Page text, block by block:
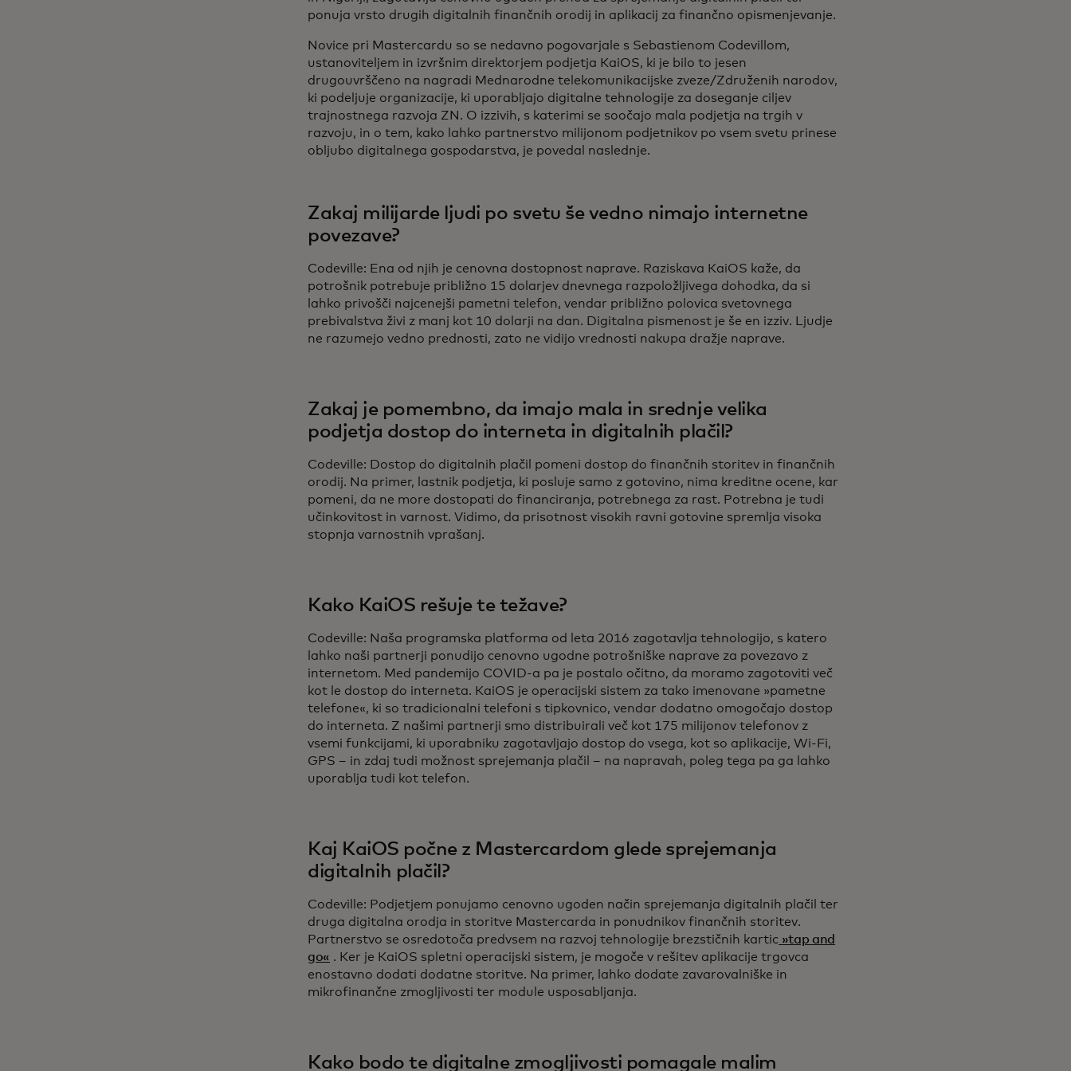
ponuja vrsto drugih digitalnih finančnih orodij in aplikacij za finančno opismenjevanje.
Novice pri Mastercardu so se nedavno pogovarjale s Sebastienom Codevillom,
ustanoviteljem in izvršnim direktorjem podjetja KaiOS, ki je bilo to jesen
drugouvrščeno na nagradi Mednarodne telekomunikacijske zveze/Združenih narodov,
ki podeljuje organizacije, ki uporabljajo digitalne tehnologije za doseganje ciljev
trajnostnega razvoja ZN. O izzivih, s katerimi se soočajo mala podjetja na trgih v
razvoju, in o tem, kako lahko partnerstvo milijonom podjetnikov po vsem svetu prinese
obljubo digitalnega gospodarstva, je povedal naslednje.
Zakaj milijarde ljudi po svetu še vedno nimajo internetne
povezave?
Codeville: Ena od njih je cenovna dostopnost naprave. Raziskava KaiOS kaže, da
potrošnik potrebuje približno 15 dolarjev dnevnega razpoložljivega dohodka, da si
lahko privošči najcenejši pametni telefon, vendar približno polovica svetovnega
prebivalstva živi z manj kot 10 dolarji na dan. Digitalna pismenost je še en izziv. Ljudje
ne razumejo vedno prednosti, zato ne vidijo vrednosti nakupa dražje naprave.
Zakaj je pomembno, da imajo mala in srednje velika
podjetja dostop do interneta in digitalnih plačil?
Codeville: Dostop do digitalnih plačil pomeni dostop do finančnih storitev in finančnih
orodij. Na primer, lastnik podjetja, ki posluje samo z gotovino, nima kreditne ocene, kar
pomeni, da ne more dostopati do financiranja, potrebnega za rast. Potrebna je tudi
učinkovitost in varnost. Vidimo, da prisotnost visokih ravni gotovine spremlja visoka
stopnja varnostnih vprašanj.
Kako KaiOS rešuje te težave?
Codeville: Naša programska platforma od leta 2016 zagotavlja tehnologijo, s katero
lahko naši partnerji ponudijo cenovno ugodne potrošniške naprave za povezavo z
internetom. Med pandemijo COVID-a pa je postalo očitno, da moramo zagotoviti več
kot le dostop do interneta. KaiOS je operacijski sistem za tako imenovane »pametne
telefone«, ki so tradicionalni telefoni s tipkovnico, vendar dodatno omogočajo dostop
do interneta. Z našimi partnerji smo distribuirali več kot 175 milijonov telefonov z
vsemi funkcijami, ki uporabniku zagotavljajo dostop do vsega, kot so aplikacije, Wi-Fi,
GPS – in zdaj tudi možnost sprejemanja plačil – na napravah, poleg tega pa ga lahko
uporablja tudi kot telefon.
Kaj KaiOS počne z Mastercardom glede sprejemanja
digitalnih plačil?
Codeville: Podjetjem ponujamo cenovno ugoden način sprejemanja digitalnih plačil ter
druga digitalna orodja in storitve Mastercarda in ponudnikov finančnih storitev.
Partnerstvo se osredotoča predvsem na razvoj tehnologije brezstičnih kartic »tap and
go« . Ker je KaiOS spletni operacijski sistem, je mogoče v rešitev aplikacije trgovca
enostavno dodati dodatne storitve. Na primer, lahko dodate zavarovalniške in
mikrofinančne zmogljivosti ter module usposabljanja.
Kako bodo te digitalne zmogljivosti pomagale malim